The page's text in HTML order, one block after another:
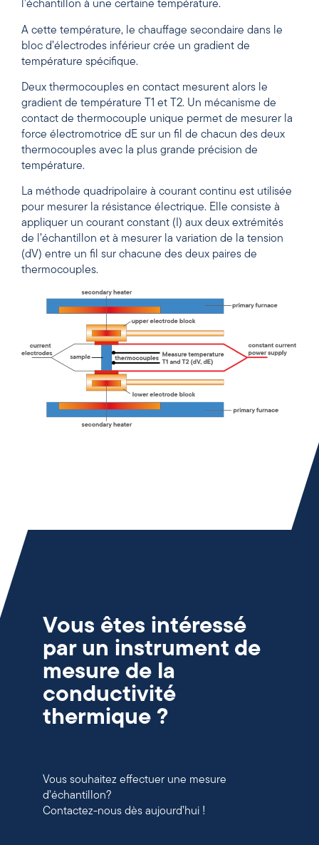
l’échantillon à une certaine température.
A cette température, le chauffage secondaire dans le
bloc d’électrodes inférieur crée un gradient de
température spécifique.
Deux thermocouples en contact mesurent alors le
gradient de température T1 et T2. Un mécanisme de
contact de thermocouple unique permet de mesurer la
force électromotrice dE sur un fil de chacun des deux
thermocouples avec la plus grande précision de
température.
La méthode quadripolaire à courant continu est utilisée
pour mesurer la résistance électrique. Elle consiste à
appliquer un courant constant (I) aux deux extrémités
de l’échantillon et à mesurer la variation de la tension
(dV) entre un fil sur chacune des deux paires de
thermocouples.
Vous êtes intéressé
par un instrument de
mesure de la
conductivité
thermique ?
Vous souhaitez effectuer une mesure
d’échantillon?
Contactez-nous dès aujourd’hui !